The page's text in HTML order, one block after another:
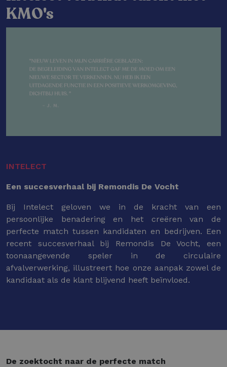
KMO's
INTELECT
Een succesverhaal bij Remondis De Vocht
Bij Intelect geloven we in de kracht van een
persoonlijke benadering en het creëren van de
perfecte match tussen kandidaten en bedrijven. Een
recent succesverhaal bij Remondis De Vocht, een
toonaangevende speler in de circulaire
afvalverwerking, illustreert hoe onze aanpak zowel de
kandidaat als de klant blijvend heeft beïnvloed.
De zoektocht naar de perfecte match